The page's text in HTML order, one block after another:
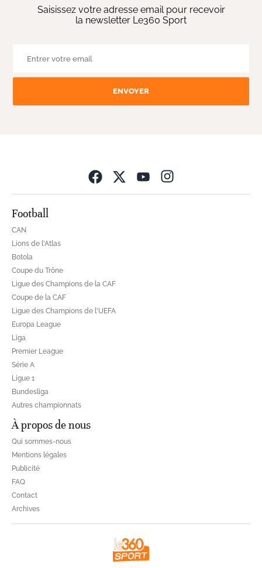
Saisissez votre adresse email pour recevoir
la newsletter Le360 Sport
ENVOYER
Football
CAN
Lions de l'Atlas
Botola
Coupe du Trône
Ligue des Champions de la CAF
Coupe de la CAF
Ligue des Champions de l'UEFA
Europa League
Liga
Premier League
Série A
Ligue 1
Bundesliga
Autres championnats
À propos de nous
Qui sommes-nous
Mentions légales
Publicité
FAQ
Contact
Archives